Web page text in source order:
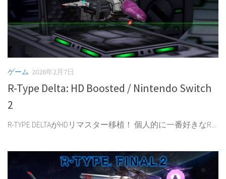
ゲーム 2026年2月7日
R-Type Delta: HD Boosted / Nintendo Switch
2
R-TYPE DELTAがHDリマスター移植！ 個人的に一番好きなR...